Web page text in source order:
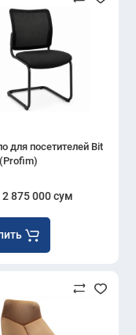
для посетителей Bit
2 875 000 сум